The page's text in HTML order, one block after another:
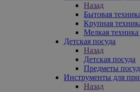
Назад
Бытовая
Крупная
Мелкая
Детская посуда
Назад
Детская посуда
Предметы
Инструменты для
Назад